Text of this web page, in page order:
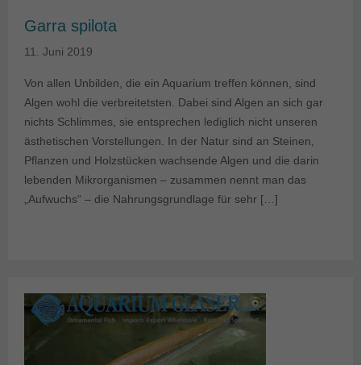
Garra spilota
11. Juni 2019
Von allen Unbilden, die ein Aquarium treffen können, sind
Algen wohl die verbreitetsten. Dabei sind Algen an sich gar
nichts Schlimmes, sie entsprechen lediglich nicht unseren
ästhetischen Vorstellungen. In der Natur sind an Steinen,
Pflanzen und Holzstücken wachsende Algen und die darin
lebenden Mikrorganismen – zusammen nennt man das
„Aufwuchs“ – die Nahrungsgrundlage für sehr […]